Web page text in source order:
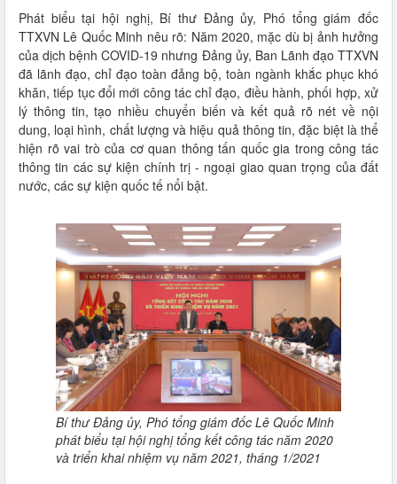
Phát biểu tại hội nghị, Bí thư Đảng ủy, Phó tổng giám đốc
TTXVN Lê Quốc Minh nêu rõ: Năm 2020, mặc dù bị ảnh hưởng
của dịch bệnh COVID-19 nhưng Đảng ủy, Ban Lãnh đạo TTXVN
đã lãnh đạo, chỉ đạo toàn đảng bộ, toàn ngành khắc phục khó
khăn, tiếp tục đổi mới công tác chỉ đạo, điều hành, phối hợp, xử
lý thông tin, tạo nhiều chuyển biến và kết quả rõ nét về nội
dung, loại hình, chất lượng và hiệu quả thông tin, đặc biệt là thể
hiện rõ vai trò của cơ quan thông tấn quốc gia trong công tác
thông tin các sự kiện chính trị - ngoại giao quan trọng của đất
nước, các sự kiện quốc tế nổi bật.
Bí thư Đảng ủy, Phó tổng giám đốc Lê Quốc Minh
phát biểu tại hội nghị tổng kết công tác năm 2020
và triển khai nhiệm vụ năm 2021, tháng 1/2021